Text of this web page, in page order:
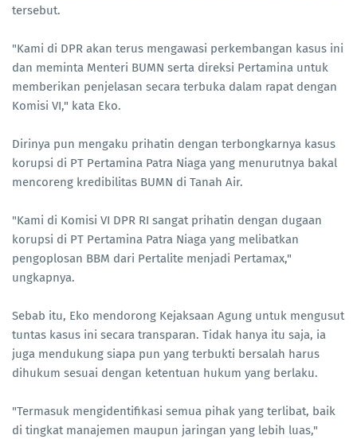
tersebut.
"Kami di DPR akan terus mengawasi perkembangan kasus ini
dan meminta Menteri BUMN serta direksi Pertamina untuk
memberikan penjelasan secara terbuka dalam rapat dengan
Komisi VI," kata Eko.
Dirinya pun mengaku prihatin dengan terbongkarnya kasus
korupsi di PT Pertamina Patra Niaga yang menurutnya bakal
mencoreng kredibilitas BUMN di Tanah Air.
"Kami di Komisi VI DPR RI sangat prihatin dengan dugaan
korupsi di PT Pertamina Patra Niaga yang melibatkan
pengoplosan BBM dari Pertalite menjadi Pertamax,"
ungkapnya.
Sebab itu, Eko mendorong Kejaksaan Agung untuk mengusut
tuntas kasus ini secara transparan. Tidak hanya itu saja, ia
juga mendukung siapa pun yang terbukti bersalah harus
dihukum sesuai dengan ketentuan hukum yang berlaku.
"Termasuk mengidentifikasi semua pihak yang terlibat, baik
di tingkat manajemen maupun jaringan yang lebih luas,"